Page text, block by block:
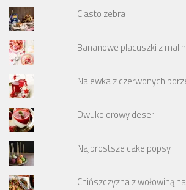
Ciasto zebra
Bananowe placuszki z
Nalewka z czerwonych
Dwukolorowy deser
Najprostsze cake popsy
Chińszczyzna z wołowiną